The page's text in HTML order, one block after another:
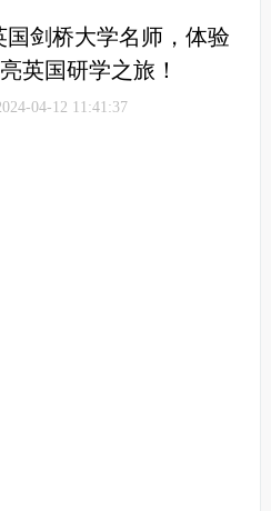
剑桥大学名师，体验
英国研学之旅！
04-12 11:41:37